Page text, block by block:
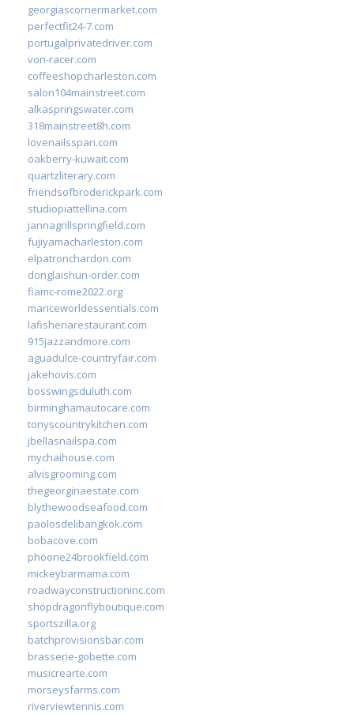
georgiascornermarket.com
perfectfit24-7.com
portugalprivatedriver.com
von-racer.com
coffeeshopcharleston.com
salon104mainstreet.com
alkaspringswater.com
318mainstreet8h.com
lovenailsspari.com
oakberry-kuwait.com
quartzliterary.com
friendsofbroderickpark.com
studiopiattellina.com
jannagrillspringfield.com
fujiyamacharleston.com
elpatronchardon.com
donglaishun-order.com
fiamc-rome2022.org
mariceworldessentials.com
lafisheriarestaurant.com
915jazzandmore.com
aguadulce-countryfair.com
jakehovis.com
bosswingsduluth.com
birminghamautocare.com
tonyscountrykitchen.com
jbellasnailspa.com
mychaihouse.com
alvisgrooming.com
thegeorginaestate.com
blythewoodseafood.com
paolosdelibangkok.com
bobacove.com
phoone24brookfield.com
mickeybarmama.com
roadwayconstructioninc.com
shopdragonflyboutique.com
sportszilla.org
batchprovisionsbar.com
brasserie-gobette.com
musicrearte.com
morseysfarms.com
riverviewtennis.com